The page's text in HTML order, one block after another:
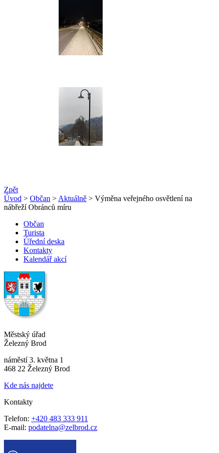
Zpět
Úvod > Občan > Aktuálně > Výměna veřejného osvětlení na
nábřeží Obránců míru
Občan
Turista
Úřední deska
Kontakty
Kalendář akcí
Městský úřad
Železný Brod
náměstí 3. května 1
468 22 Železný Brod
Kde nás najdete
Kontakty
Telefon: +420 483 333 911
E-mail: podatelna@zelbrod.cz